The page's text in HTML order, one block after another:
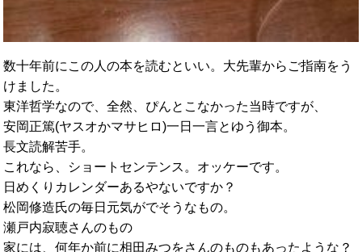
数十年前にこの人の本を読むといい。 大先輩からご指南をう
けました。
東洋哲学なので、全然、ぴんとこなかった当時ですが、
安岡正篤(ヤスオかマサヒロ)一日一言とゆう御本。
長文読解苦手。
これなら、ショートセンテンス。オッケーです。
日めくりカレンダーあるやないですか？
松岡修造氏の毎日元気がでそうなもの。
瀬戸内寂聴さんのもの
家には、何年か前に相田みつをさんのものもあったような？